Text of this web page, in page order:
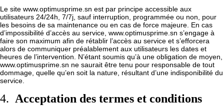
Le site www.optimusprime.sn est par principe accessible aux
utilisateurs 24/24h, 7/7j, sauf interruption, programmée ou non, pour
les besoins de sa maintenance ou en cas de force majeure. En cas
d’impossibilité d’accès au service, www.optimusprime.sn s’engage à
faire son maximum afin de rétablir l’accès au service et s’efforcera
alors de communiquer préalablement aux utilisateurs les dates et
heures de l’intervention. N’étant soumis qu’à une obligation de moyen,
www.optimusprime.sn ne saurait être tenu pour responsable de tout
dommage, quelle qu’en soit la nature, résultant d’une indisponibilité du
service.
4. Acceptation des termes et conditions